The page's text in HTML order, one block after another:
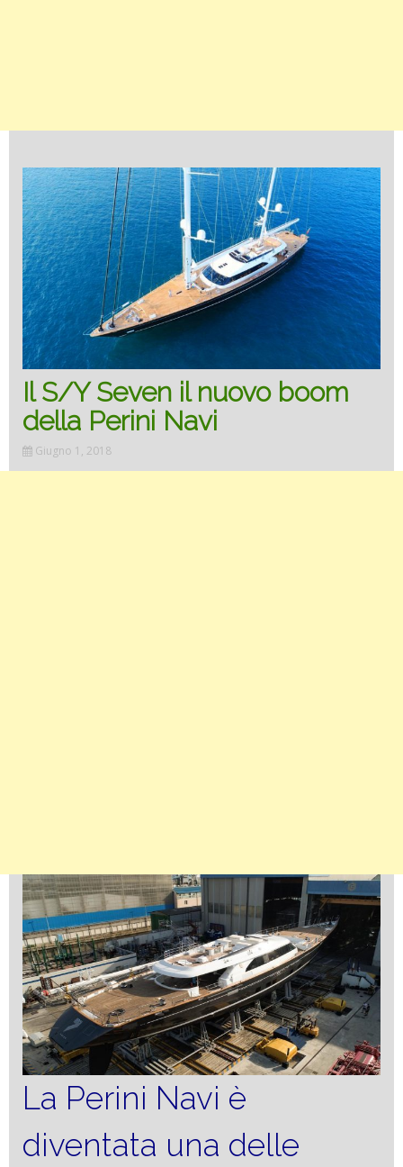
Il S/Y Seven il nuovo boom
della Perini Navi
Giugno 1, 2018
La Perini Navi è
diventata una delle